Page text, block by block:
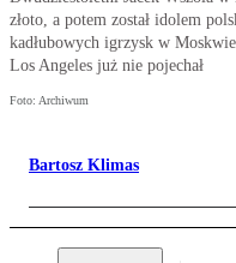
złoto, a potem został idolem
kadłubowych igrzysk w
Los Angeles już nie pojechał
Foto: Archiwum
Bartosz Klimas